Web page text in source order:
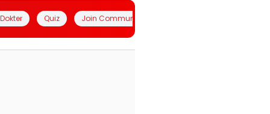
Quiz Join Community